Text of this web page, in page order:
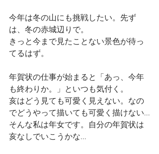
今年は冬の山にも挑戦したい。先ず
は、冬の赤城辺りで。
きっと今まで見たことない景色が待っ
てるはず。
年賀状の仕事が始まると「あっ、今年
も終わりか。」といつも気付く。
亥はどう見ても可愛く見えない。なの
でどうやって描いても可愛く描けない...
そんな私は年女です。自分の年賀状は
亥なしでいこうかな...